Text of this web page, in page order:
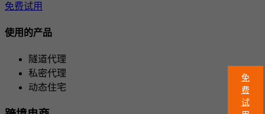
免费试用
使用的产品
隧道代理
私密代理
动态住宅
免
费
试